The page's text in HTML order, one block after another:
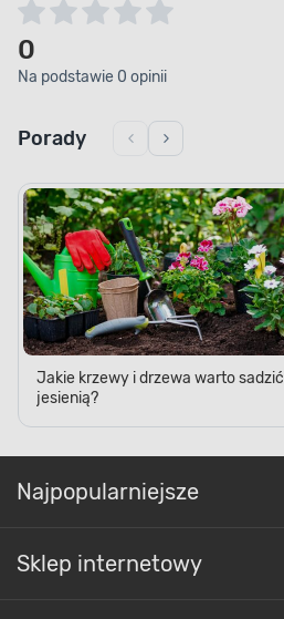
0
Na podstawie 0 opinii
Porady
Jakie krzewy i drzewa warto sadzić
jesienią?
Najpopularniejsze
Sklep internetowy